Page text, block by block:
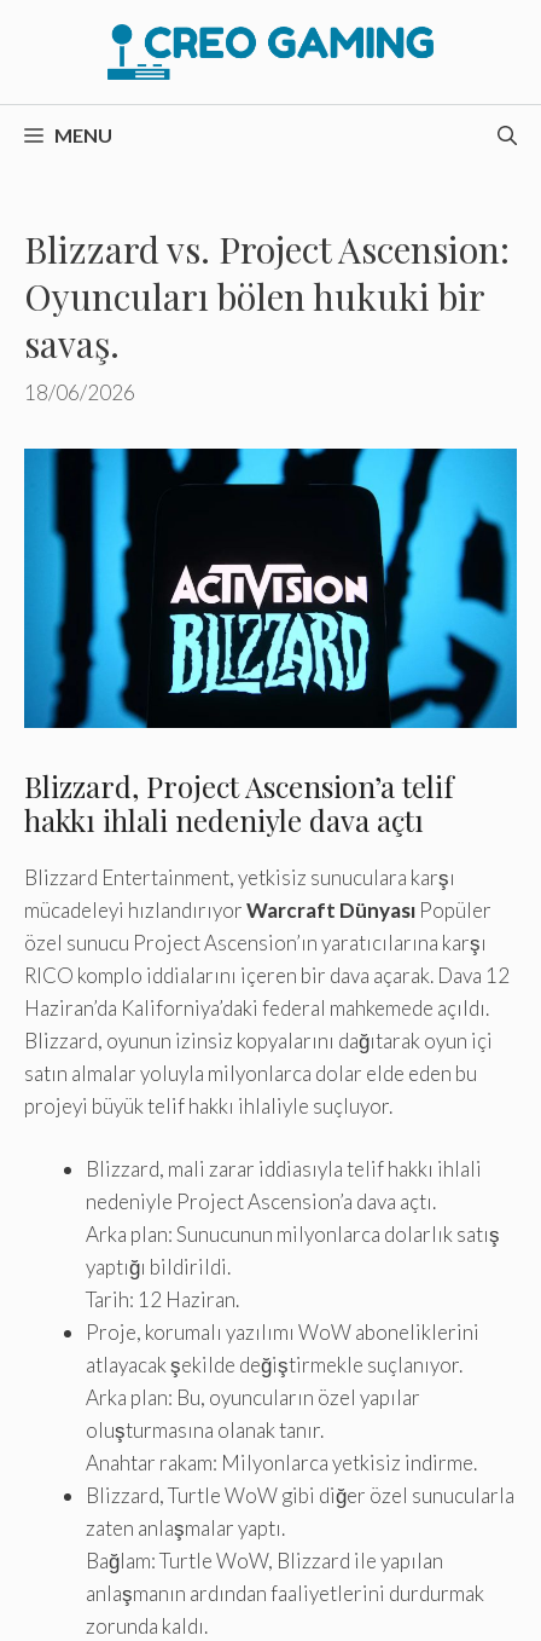
MENU
Blizzard vs. Project Ascension:
Oyuncuları bölen hukuki bir
savaş.
18/06/2026
Blizzard, Project Ascension’a telif
hakkı ihlali nedeniyle dava açtı
Blizzard Entertainment, yetkisiz sunuculara karşı
mücadeleyi hızlandırıyorWarcraft Dünyası Popüler
özel sunucu Project Ascension’ın yaratıcılarına karşı
RICO komplo iddialarını içeren bir dava açarak. Dava 12
Haziran’da Kaliforniya’daki federal mahkemede açıldı.
Blizzard, oyunun izinsiz kopyalarını dağıtarak oyun içi
satın almalar yoluyla milyonlarca dolar elde eden bu
projeyi büyük telif hakkı ihlaliyle suçluyor.
Blizzard, mali zarar iddiasıyla telif hakkı ihlali
nedeniyle Project Ascension’a dava açtı.
Arka plan: Sunucunun milyonlarca dolarlık satış
yaptığı bildirildi.
Tarih: 12 Haziran.
Proje, korumalı yazılımı WoW aboneliklerini
atlayacak şekilde değiştirmekle suçlanıyor.
Arka plan: Bu, oyuncuların özel yapılar
oluşturmasına olanak tanır.
Anahtar rakam: Milyonlarca yetkisiz indirme.
Blizzard, Turtle WoW gibi diğer özel sunucularla
zaten anlaşmalar yaptı.
Bağlam: Turtle WoW, Blizzard ile yapılan
anlaşmanın ardından faaliyetlerini durdurmak
zorunda kaldı.